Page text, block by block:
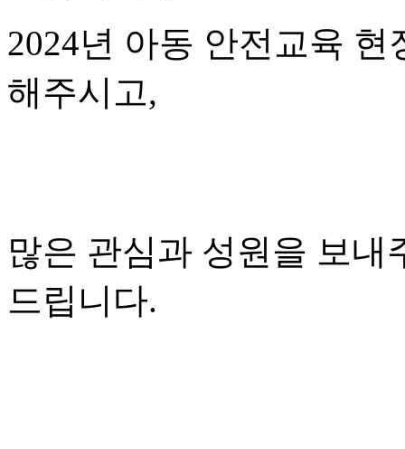
2024년 아동 안전교육
해주시고,
많은 관심과 성원을 보
드립니다.